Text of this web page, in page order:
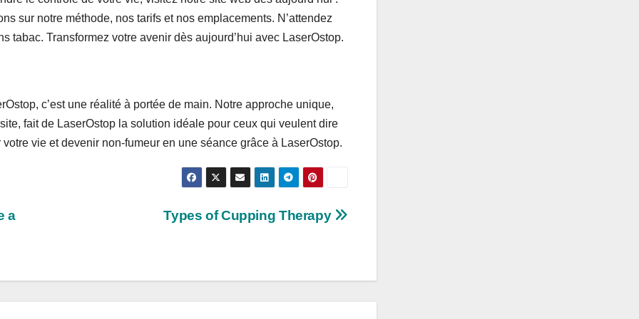
sur notre méthode, nos tarifs et nos emplacements. N’attendez
tabac. Transformez votre avenir dès aujourd’hui avec LaserOstop.
c’est une réalité à portée de main. Notre approche unique,
fait de LaserOstop la solution idéale pour ceux qui veulent dire
vie et devenir non-fumeur en une séance grâce à LaserOstop.
Types of Cupping Therapy
a